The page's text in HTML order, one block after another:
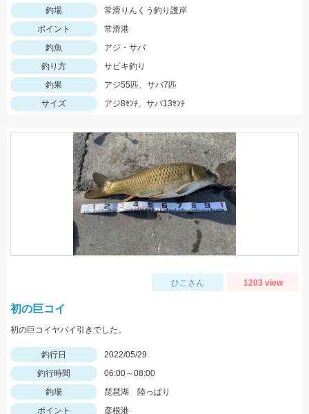
釣場
常滑りんくう釣り護岸
ポイント
常滑港
釣魚
アジ・サバ
釣り方
サビキ釣り
釣果
アジ55匹、サバ7匹
サイズ
アジ8ｾﾝﾁ、サバ13ｾﾝﾁ
ひこさん 1203 view
初の巨コイ
初の巨コイヤバイ引きでした。
釣行日
2022/05/29
釣行時間
06:00～08:00
釣場
琵琶湖 陸っぱり
ポイント
彦根港